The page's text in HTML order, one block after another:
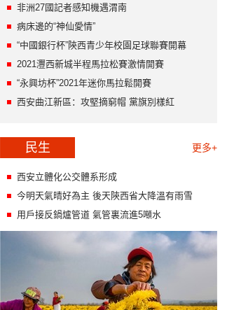
非洲27國記者感知機遇渭南
病床邊的“神仙愛情”
“中國銀行杯”陝西青少年校園足球聯賽開幕
2021灃西新城半程馬拉松賽激情開賽
“永興坊杯”2021年迷你馬拉鬆開賽
西安曲江新區：攻堅摘窮帽 黨旗別樣紅
民生 更多+
西安立體化公交體系形成
今明天氣晴好為主 後天陝西省大降溫有雨雪
用戶接反鍋爐管道 氣管裏流進5噸水